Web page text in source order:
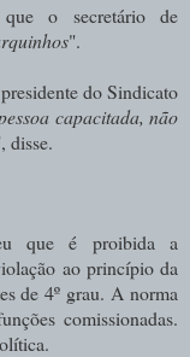
o secretário de
".
do Sindicato
capacitada, não
disse.
que é proibida a
ao princípio da
de 4º grau. A norma
comissionadas.